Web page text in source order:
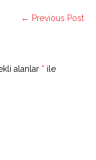
← Previous Post
alanlar * ile